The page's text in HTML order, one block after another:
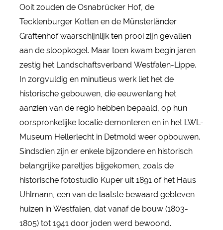
Ooit zouden de Osnabrücker Hof, de
Tecklenburger Kotten en de Münsterländer
Gräftenhof waarschijnlijk ten prooi zijn gevallen
aan de sloopkogel. Maar toen kwam begin jaren
zestig het Landschaftsverband Westfalen-Lippe.
In zorgvuldig en minutieus werk liet het de
historische gebouwen, die eeuwenlang het
aanzien van de regio hebben bepaald, op hun
oorspronkelijke locatie demonteren en in het LWL-
Museum Hellerlecht in Detmold weer opbouwen.
Sindsdien zijn er enkele bijzondere en historisch
belangrijke pareltjes bijgekomen, zoals de
historische fotostudio Kuper uit 1891 of het Haus
Uhlmann, een van de laatste bewaard gebleven
huizen in Westfalen, dat vanaf de bouw (1803-
1805) tot 1941 door joden werd bewoond.